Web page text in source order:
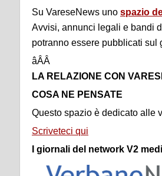
Su VareseNews uno spazio
Avvisi, annunci legali e bandi
potranno essere pubblicati sul
âÂÂ
LA RELAZIONE CON
COSA NE PENSATE
Questo spazio è dedicato alle
Scriveteci qui
I giornali del network V2